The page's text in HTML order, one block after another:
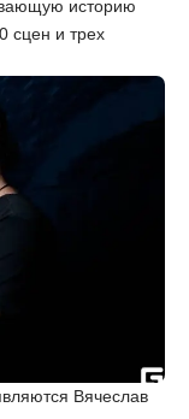
историю
сцен и трех
Вячеслав